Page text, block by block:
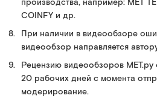
производства, например: MET
COINFY и др.
При наличии в видеообзоре
видеообзор направляется
Рецензию видеообзоров МЕТ.ру
20 рабочих дней с момента
модерирование.